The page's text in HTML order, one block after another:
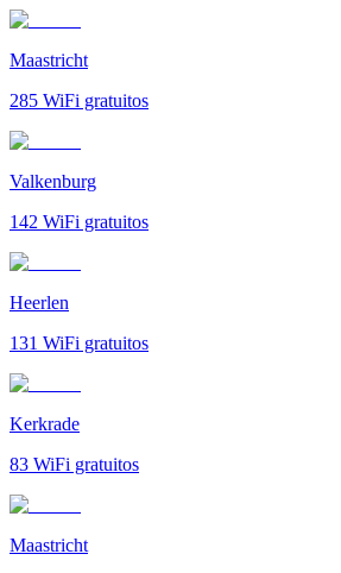
Maastricht
285 WiFi gratuitos
Valkenburg
142 WiFi gratuitos
Heerlen
131 WiFi gratuitos
Kerkrade
83 WiFi gratuitos
Maastricht